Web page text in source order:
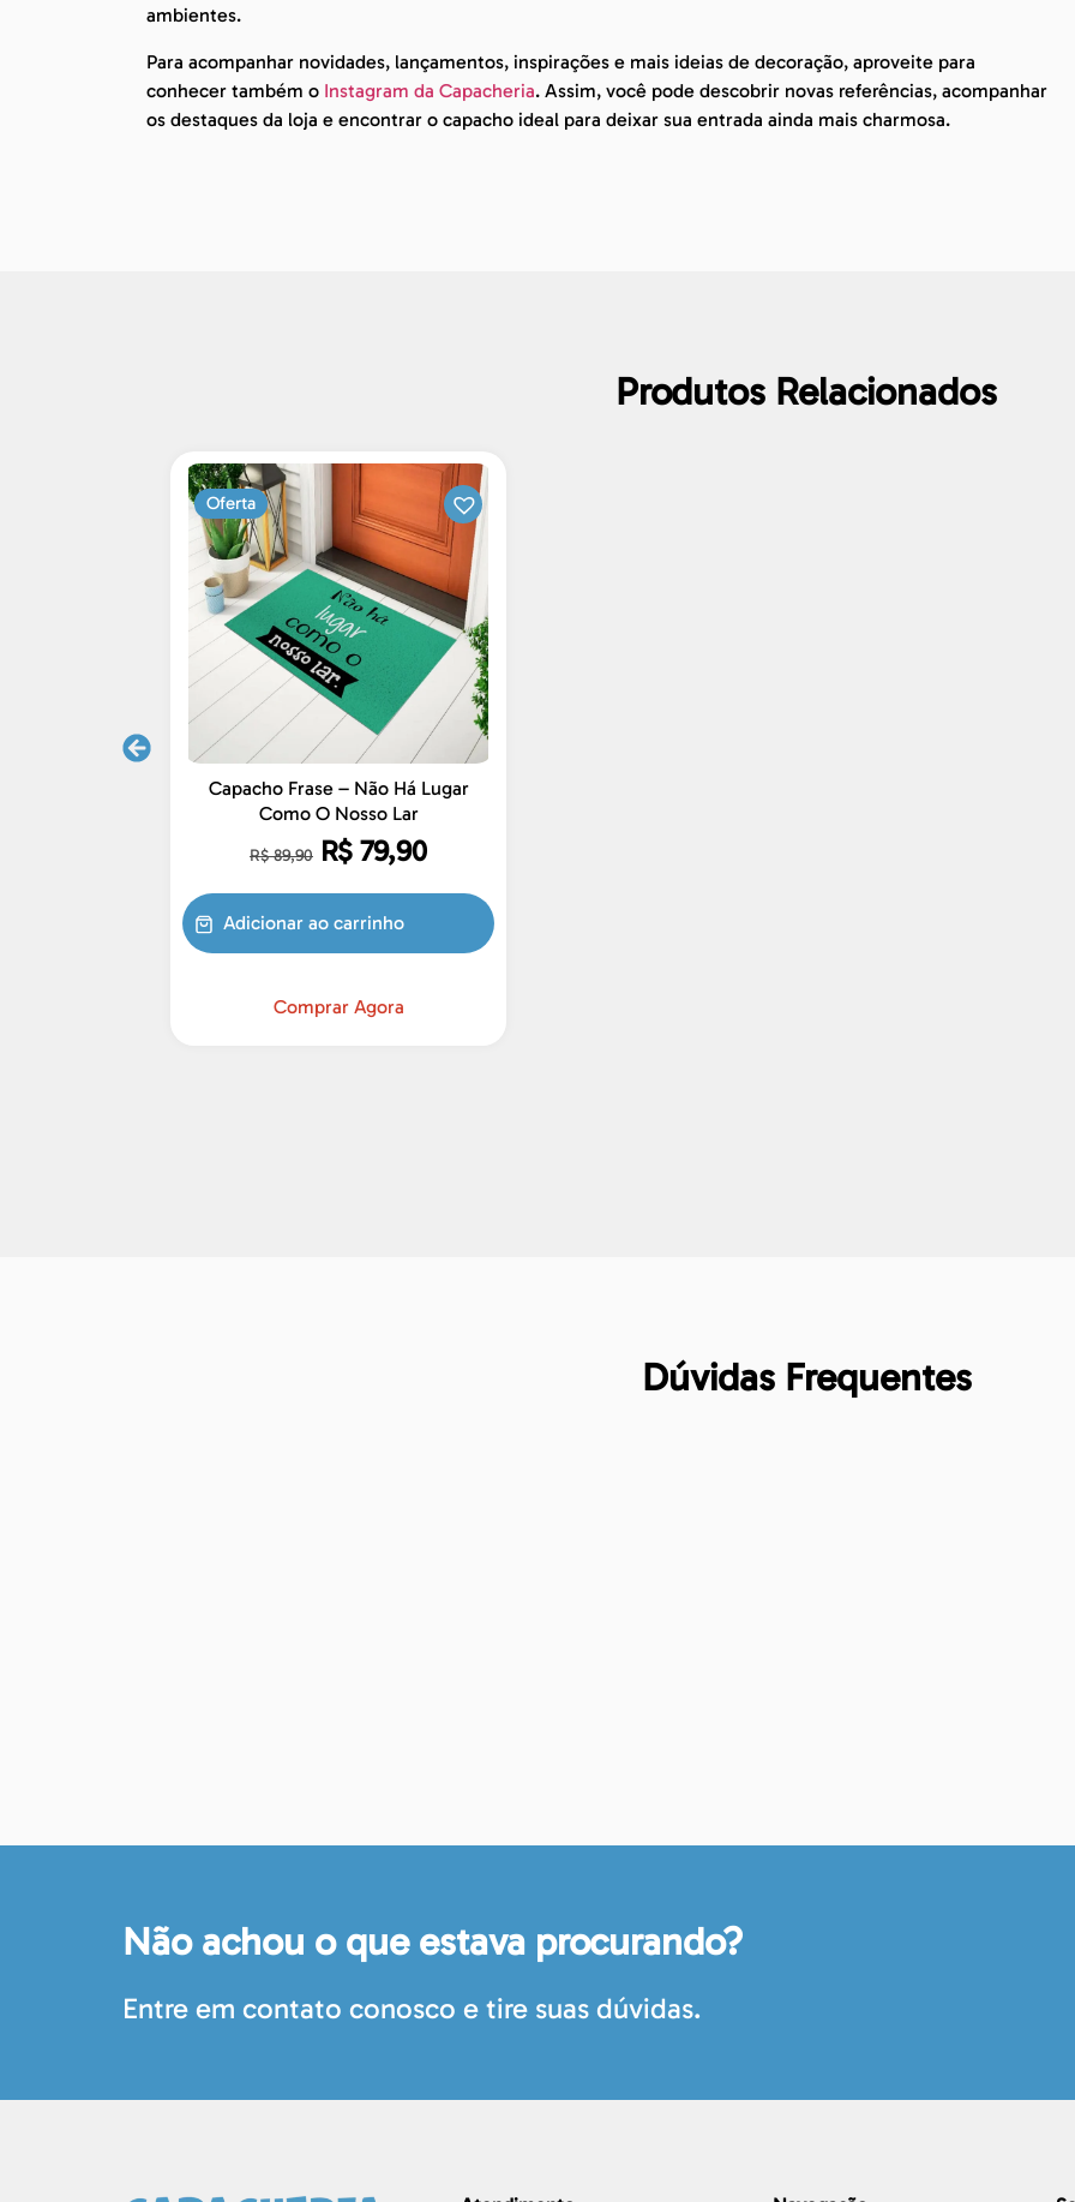
ambientes.
Para acompanhar novidades, lançamentos, inspirações e mais ideias de decoração, aproveite para
conhecer também o Instagram da Capacheria. Assim, você pode descobrir novas referências, acompanhar
os destaques da loja e encontrar o capacho ideal para deixar sua entrada ainda mais charmosa.
Produtos Relacionados
Oferta
Capacho Frase – Não Há Lugar
Como O Nosso Lar
R$89,90 R$ 79,90
Adicionar ao carrinho
Comprar Agora
Dúvidas Frequentes
Não achou o que estava procurando?
Entre em contato conosco e tire suas dúvidas.